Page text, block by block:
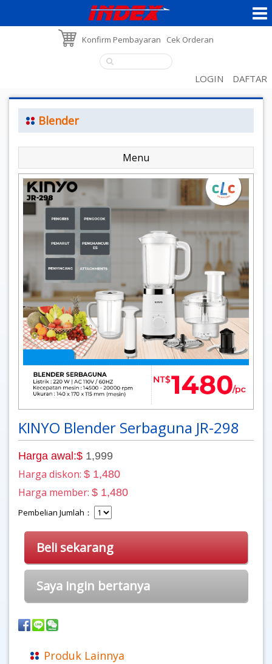
Konfirm Pembayaran Cek Orderan
LOGIN DAFTAR
Blender
Menu
KINYO Blender Serbaguna JR-298
Harga awal:$ 1,999
Harga diskon: $ 1,480
Harga member: $ 1,480
Pembelian Jumlah：
Beli sekarang
Saya ingin bertanya
Produk Lainnya